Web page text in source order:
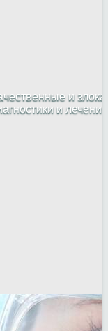
и
и лечения